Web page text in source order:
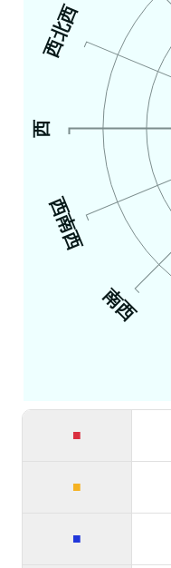
南西
西南西
西
西北西
■
■
■